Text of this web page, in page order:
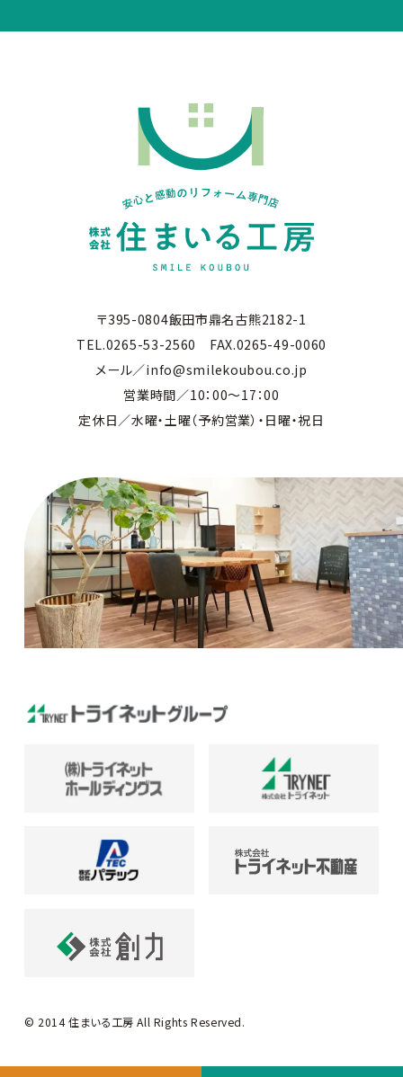
〒395-0804飯田市鼎名古熊2182-1
TEL.0265-53-2560 FAX.0265-49-0060
メール／info@smilekoubou.co.jp
営業時間／10：00～17：00
定休日／水曜・土曜（予約営業）・日曜・祝日
© 2014 住まいる工房 All Rights Reserved.